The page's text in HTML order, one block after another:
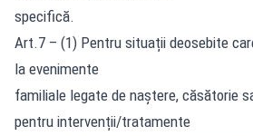
specifică.
Art.7 – (1) Pentru situații deosebite
la evenimente
familiale legate de naștere, căsătorie
pentru intervenții/tratamente